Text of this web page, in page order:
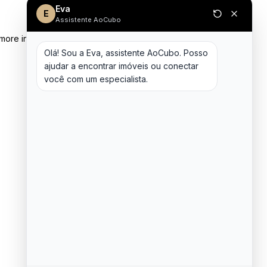
information)
E Eva
Assistente AoCubo
Olá! Sou a Eva, assistente AoCubo. Posso
ajudar a encontrar imóveis ou conectar
você com um especialista.